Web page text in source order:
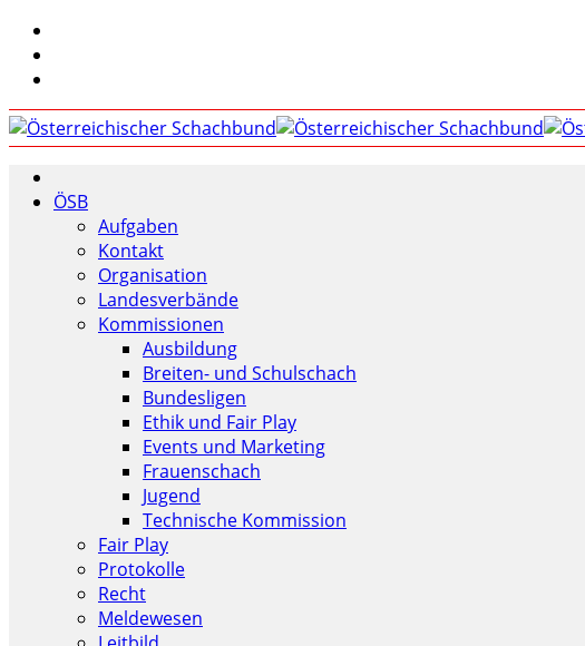
ÖSB
Aufgaben
Kontakt
Organisation
Landesverbände
Kommissionen
Ausbildung
Breiten- und Schulschach
Bundesligen
Ethik und Fair Play
Events und Marketing
Frauenschach
Jugend
Technische Kommission
Fair Play
Protokolle
Recht
Meldewesen